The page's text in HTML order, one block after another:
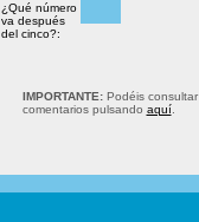
¿Qué número
va después
del cinco?:
IMPORTANTE:Podéis consultar
comentarios pulsando aquí.